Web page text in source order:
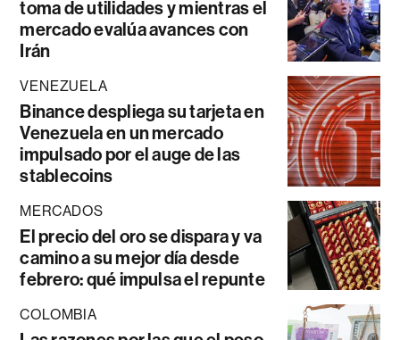
toma de utilidades y mientras el
mercado evalúa avances con
Irán
VENEZUELA
Binance despliega su tarjeta en
Venezuela en un mercado
impulsado por el auge de las
stablecoins
MERCADOS
El precio del oro se dispara y va
camino a su mejor día desde
febrero: qué impulsa el repunte
COLOMBIA